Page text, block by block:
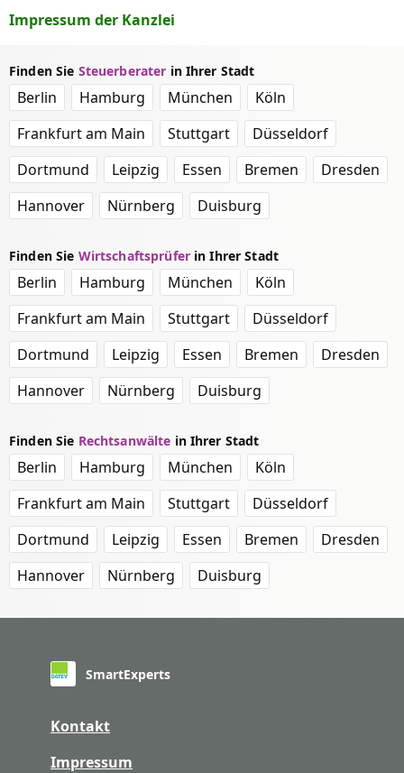
Impressum der Kanzlei
Finden Sie Steuerberater in Ihrer Stadt
Berlin Hamburg München
Köln
Frankfurt am Main
Stuttgart
Düsseldorf
Dortmund
Leipzig Essen Bremen
Dresden
Hannover
Nürnberg Duisburg
Finden Sie Wirtschaftsprüferin Ihrer Stadt
Berlin Hamburg München
Köln
Frankfurt am Main
Stuttgart
Düsseldorf
Dortmund
Leipzig Essen Bremen
Dresden
Hannover
Nürnberg Duisburg
Finden Sie Rechtsanwälte in Ihrer Stadt
Berlin Hamburg München
Köln
Frankfurt am Main
Stuttgart
Düsseldorf
Dortmund
Leipzig Essen Bremen
Dresden
Hannover
Nürnberg Duisburg
SmartExperts
Kontakt
Impressum